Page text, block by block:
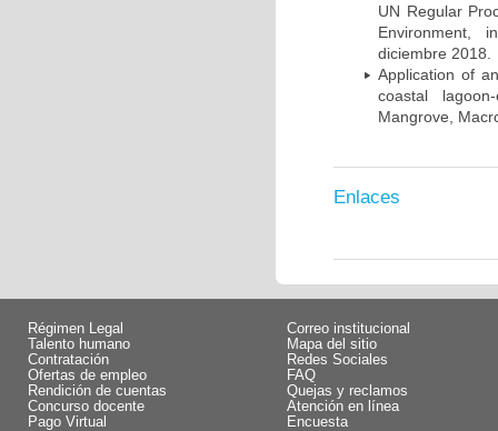
UN Regular
Environment,
diciembre 2018.
Application of
coastal
Mangrove,
Enlaces
Régimen Legal
Talento humano
Contratación
Ofertas de empleo
Rendición de cuentas
Concurso docente
Pago Virtual
Correo institucional
Mapa del sitio
Redes Sociales
FAQ
Quejas y reclamos
Atención en línea
Encuesta